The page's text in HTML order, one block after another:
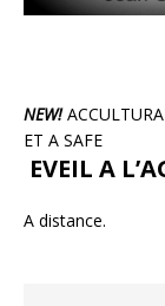
NEW!
ET A SAFE
EVEIL A
A distance.